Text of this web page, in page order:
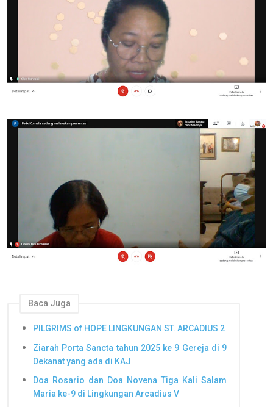
Baca Juga
PILGRIMS of HOPE LINGKUNGAN ST. ARCADIUS 2
Ziarah Porta Sancta tahun 2025 ke 9 Gereja di 9
Dekanat yang ada di KAJ
Doa Rosario dan Doa Novena Tiga Kali Salam
Maria ke-9 di Lingkungan Arcadius V